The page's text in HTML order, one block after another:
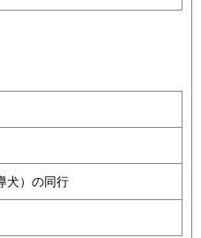
犬）の同行